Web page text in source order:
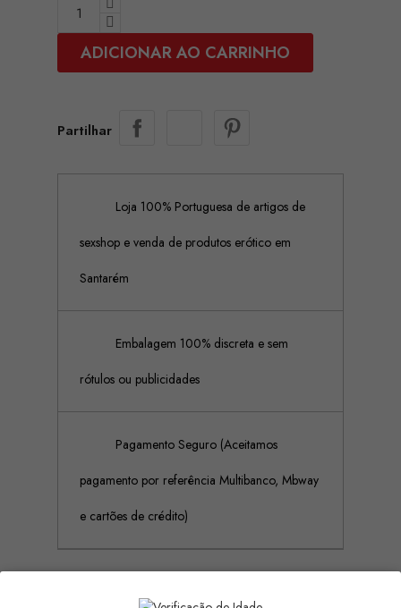
ADICIONAR AO CARRINHO
Partilhar
Loja 100% Portuguesa de artigos de
sexshop e venda de produtos erótico em
Santarém
Embalagem 100% discreta e sem
rótulos ou publicidades
Pagamento Seguro (Aceitamos
pagamento por referência Multibanco, Mbway
e cartões de crédito)
Detalhes do produto